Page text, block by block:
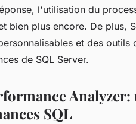
l'utilisation du
bien plus encore. De plus,
et des outils
de SQL Server.
SQL